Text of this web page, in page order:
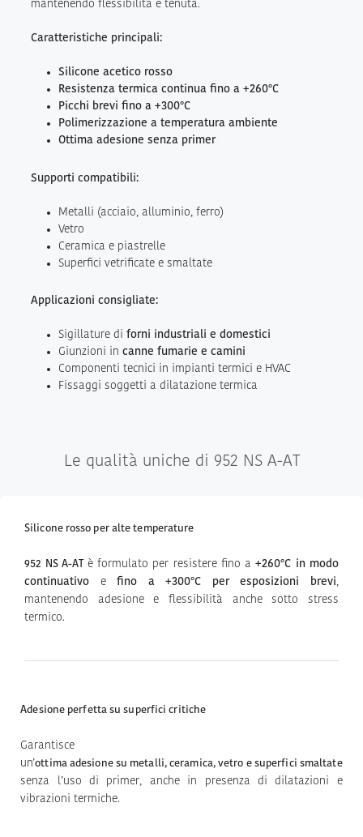
mantenendo flessibilità e tenuta.
Caratteristiche principali:
Silicone acetico rosso
Resistenza termica continua fino a +260°C
Picchi brevi fino a +300°C
Polimerizzazione a temperatura ambiente
Ottima adesione senza primer
Supporti compatibili:
Metalli (acciaio, alluminio, ferro)
Vetro
Ceramica e piastrelle
Superfici vetrificate e smaltate
Applicazioni consigliate:
Sigillature di forni industriali e domestici
Giunzioni in canne fumarie e camini
Componenti tecnici in impianti termici e HVAC
Fissaggi soggetti a dilatazione termica
Le qualità uniche di 952 NS A-AT
Silicone rosso per alte temperature
952 NS A-ATè formulato per resistere fino a+260°C in modo
continuativo efino a +300°C per esposizioni brevi,
mantenendo adesione e flessibilità anche sotto stress
termico.
Adesione perfetta su superfici critiche
Garantisce
un’ottima adesione su metalli, ceramica, vetro e superfici smaltate
senza l’uso di primer, anche in presenza di dilatazioni e
vibrazioni termiche.